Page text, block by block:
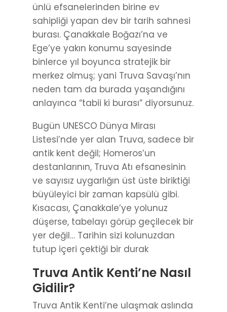
ünlü efsanelerinden birine ev
sahipliği yapan dev bir tarih sahnesi
burası. Çanakkale Boğazı’na ve
Ege’ye yakın konumu sayesinde
binlerce yıl boyunca stratejik bir
merkez olmuş; yani Truva Savaşı’nın
neden tam da burada yaşandığını
anlayınca “tabii ki burası” diyorsunuz.
Bugün UNESCO Dünya Mirası
Listesi’nde yer alan Truva, sadece bir
antik kent değil; Homeros’un
destanlarının, Truva Atı efsanesinin
ve sayısız uygarlığın üst üste biriktiği
büyüleyici bir zaman kapsülü gibi.
Kısacası, Çanakkale’ye yolunuz
düşerse, tabelayı görüp geçilecek bir
yer değil… Tarihin sizi kolunuzdan
tutup içeri çektiği bir durak
Truva Antik Kenti’ne Nasıl
Gidilir?
Truva Antik Kenti’ne ulaşmak aslında